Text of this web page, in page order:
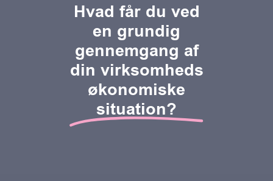
Hvad får du ved
en grundig
gennemgang af
din virksomheds
økonomiske
situation?